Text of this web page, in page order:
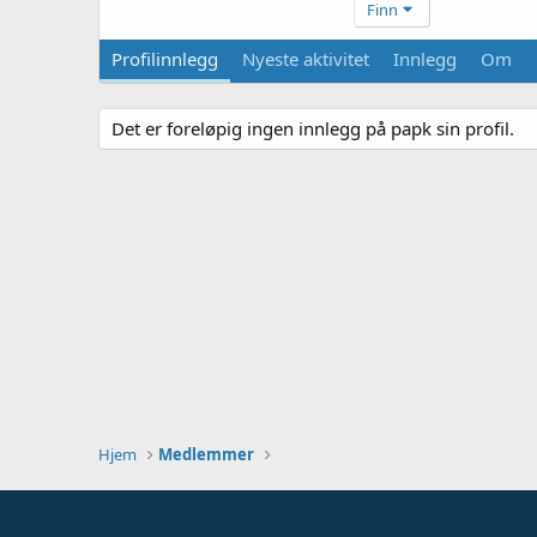
Finn
Profilinnlegg Nyeste aktivitet Innlegg Om
Det er foreløpig ingen innlegg på papk sin profil.
Hjem Medlemmer